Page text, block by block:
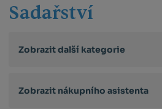
Sadařství
Zobrazit další kategorie
Zobrazit nákupního asistenta